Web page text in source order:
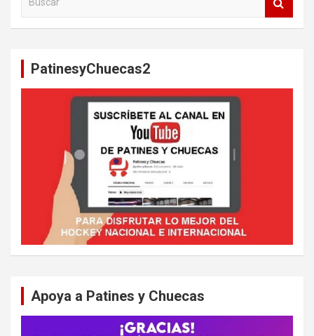
PatinesyChuecas2
Apoya a Patines y Chuecas